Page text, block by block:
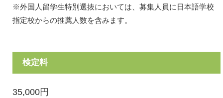
※外国人留学生特別選抜においては、募集人員に日本語学校
指定校からの推薦人数を含みます。
検定料
35,000円